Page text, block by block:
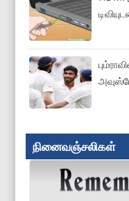
நினைவஞ்சலிகள்